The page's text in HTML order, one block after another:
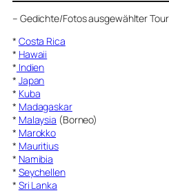
– Gedichte/Fotos ausgewählter
* Costa Rica
* Hawaii
* Indien
* Japan
* Kuba
* Madagaskar
* Malaysia (Borneo)
* Marokko
* Mauritius
* Namibia
* Seychellen
* Sri Lanka